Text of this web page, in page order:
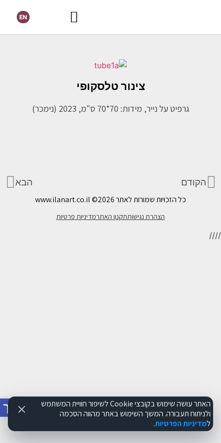
פתח
EN
הקודם הבא
צינור טלסקופי
גרפיט על נייר, מידות: 70*70 ס"מ, 2023 (נימכר)
כל הזכויות שמורות לאתר www.ilanart.co.il©2026
הצהרת נגישותתקנון האתרמדיניות פרטיות
//
//
האתר עושה שימוש בקובצי Cookie לשיפור חוויית המשתמש
ולניתוח תעבורה. המשך השימוש באתר מהווה הסכמה
למדיניות הפרטיות.